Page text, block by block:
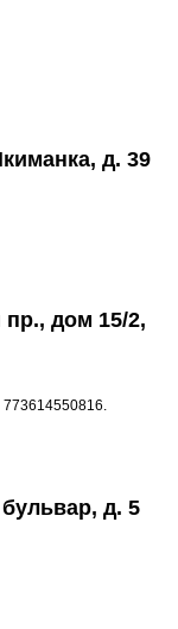
д. 39
пр., дом 15/2,
д. 5